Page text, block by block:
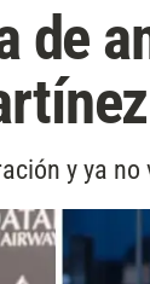
y ya no